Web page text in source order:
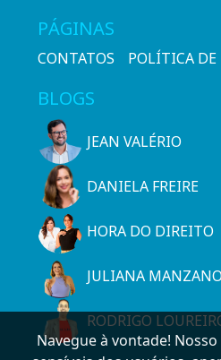
PÁGINAS
CONTATOS POLÍTICA DE
BLOGS
JEAN VALÉRIO
DANIELA FREIRE
HORA DO DIREITO
JULIANA MANZANO
RODRIGO
Navegue à vontade!